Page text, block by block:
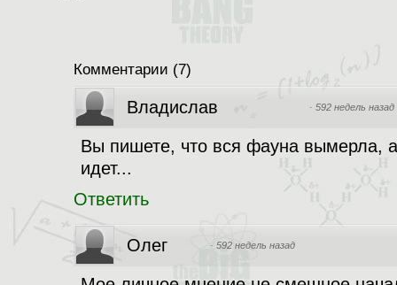
Комментарии (7)
Владислав · 592 недель назад
Вы пишете, что вся фауна вымерла,
идет...
Ответить
Олег · 592 недель назад